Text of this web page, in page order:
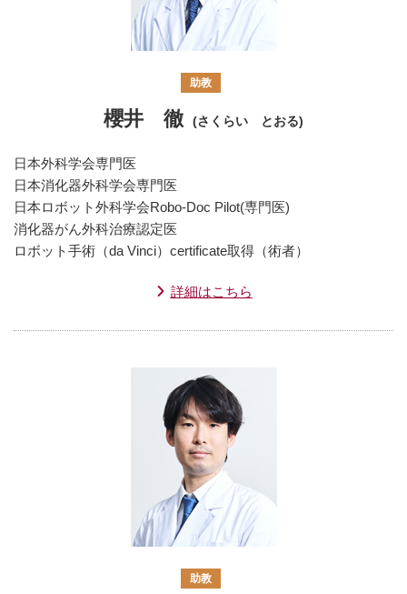
助教
櫻井 徹 (さくらい とおる)
日本外科学会専門医
日本消化器外科学会専門医
日本ロボット外科学会Robo-Doc Pilot(専門医)
消化器がん外科治療認定医
ロボット手術（da Vinci）certificate取得（術者）
詳細はこちら
助教